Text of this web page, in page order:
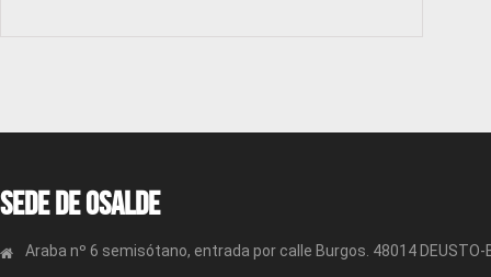
Sede de OSALDE
Araba nº 6 semisótano, entrada por calle Burgos. 48014 DEUSTO-